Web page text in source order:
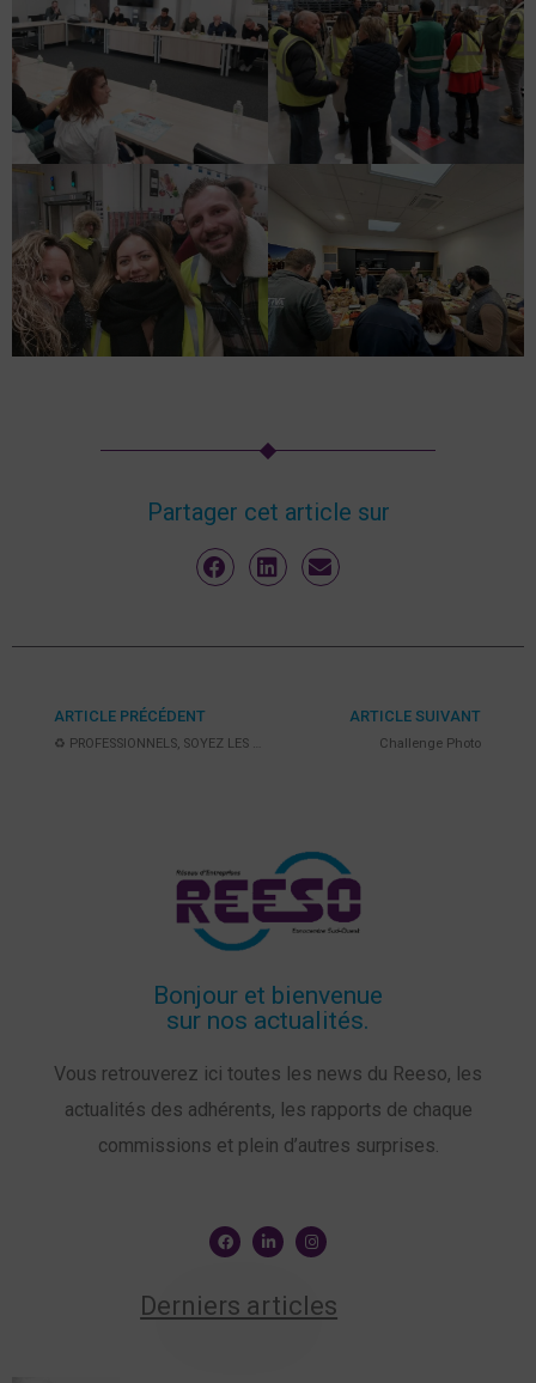
Partager cet article sur
ARTICLE PRÉCÉDENT
♻️ PROFESSIONNELS, SOYEZ LES PROS DU RECYCLAGE! ♻️
ARTICLE SUIVANT
Challenge Photo
Bonjour et bienvenue
sur nos actualités.
Vous retrouverez ici toutes les news du Reeso, les
actualités des adhérents, les rapports de chaque
commissions et plein d’autres surprises.
Derniers articles